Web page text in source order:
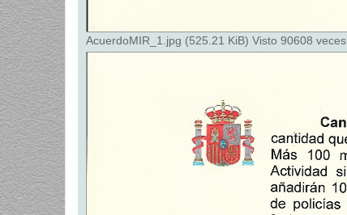
AcuerdoMIR_1.jpg (525.21 KiB) Visto 90608 veces